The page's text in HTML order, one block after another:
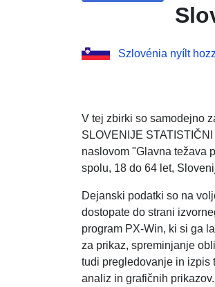
Szlovénia nyílt
V tej zbirki so samodejno
SLOVENIJE
naslovom "Glavna težava
spolu, 18 do 64 let,
Dejanski podatki so na
dostopate do strani
program PX-Win, ki si ga
za prikaz, spreminjanje
tudi pregledovanje in izpis
analiz in grafičnih prikazov.